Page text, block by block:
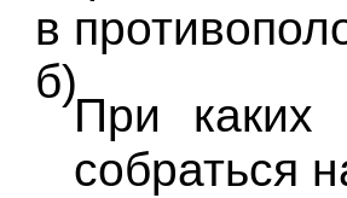
в
б)
При каких
собраться